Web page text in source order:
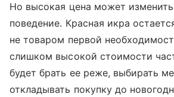
Но высокая цена может изменить
поведение. Красная икра
не товаром первой
слишком высокой стоимости
будет брать ее реже, выбирать
откладывать покупку до